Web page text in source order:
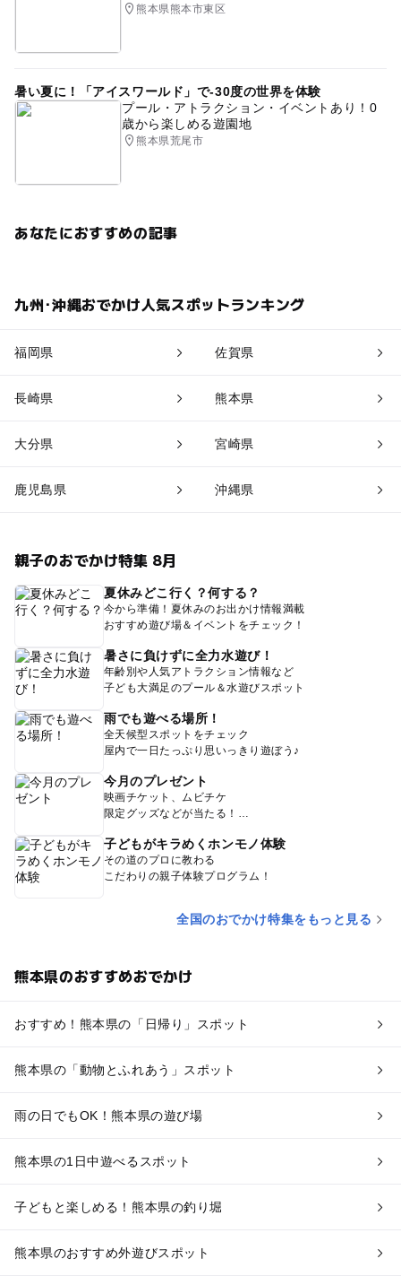
熊本県熊本市東区
暑い夏に！「アイスワールド」で-30度の世界を体験
プール・アトラクション・イベントあり！0
歳から楽しめる遊園地
熊本県荒尾市
あなたにおすすめの記事
九州･沖縄おでかけ人気スポットランキング
福岡県 佐賀県
長崎県 熊本県
大分県 宮崎県
鹿児島県 沖縄県
親子のおでかけ特集 8月
夏休みどこ行く？何する？
今から準備！夏休みのお出かけ情報満載
おすすめ遊び場＆イベントをチェック！
暑さに負けずに全力水遊び！
年齢別や人気アトラクション情報など
子ども大満足のプール＆水遊びスポット
雨でも遊べる場所！
全天候型スポットをチェック
屋内で一日たっぷり思いっきり遊ぼう♪
今月のプレゼント
映画チケット、ムビチケ
限定グッズなどが当たる！
子どもがキラめくホンモノ体験
その道のプロに教わる
こだわりの親子体験プログラム！
全国のおでかけ特集をもっと見る
熊本県のおすすめおでかけ
おすすめ！熊本県の「日帰り」スポット
熊本県の「動物とふれあう」スポット
雨の日でもOK！熊本県の遊び場
熊本県の1日中遊べるスポット
子どもと楽しめる！熊本県の釣り堀
熊本県のおすすめ外遊びスポット